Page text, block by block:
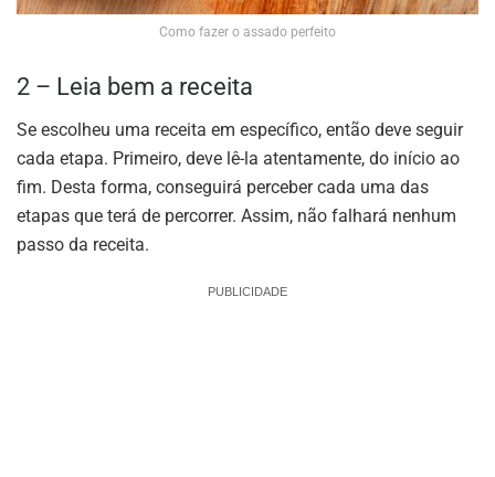
Como fazer o assado perfeito
2 – Leia bem a receita
Se escolheu uma receita em específico, então deve seguir
cada etapa. Primeiro, deve lê-la atentamente, do início ao
fim. Desta forma, conseguirá perceber cada uma das
etapas que terá de percorrer. Assim, não falhará nenhum
passo da receita.
PUBLICIDADE